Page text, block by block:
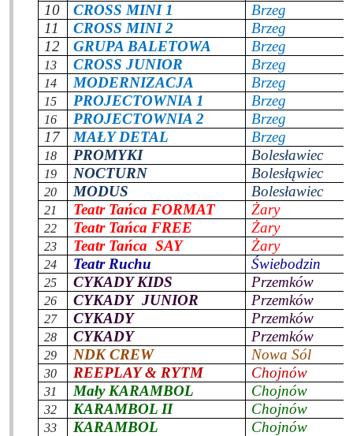
10 CROSS MINI 1
Brzeg
11
CROSS MINI 2
Brzeg
12
GRUPA BALETOWA Brzeg
13 CROSS JUNIOR Brzeg
14 MODERNIZACJA Brzeg
15 PROJECTOWNIA 1 Brzeg
16 PROJECTOWNIA 2
Brzeg
17
MAŁY DETAL Brzeg
18 PROMYKI Bolesławiec
19 NOCTURN Bolesłąwiec
20 MODUS Bolesławiec
21 Teatr Tańca FORMAT Żary
22 Teatr Tańca FREE Żary
23 Teatr Tańca SAY Żary
24 Teatr Ruchu Świebodzin
25 CYKADY KIDS Przemków
26 CYKADY JUNIOR Przemków
27 CYKADY Przemków
28 CYKADY Przemków
29 NDK CREW Nowa Sól
30 REEPLAY & RYTM Chojnów
31 Mały KARAMBOL Chojnów
32 KARAMBOL II Chojnów
33 KARAMBOL Chojnów